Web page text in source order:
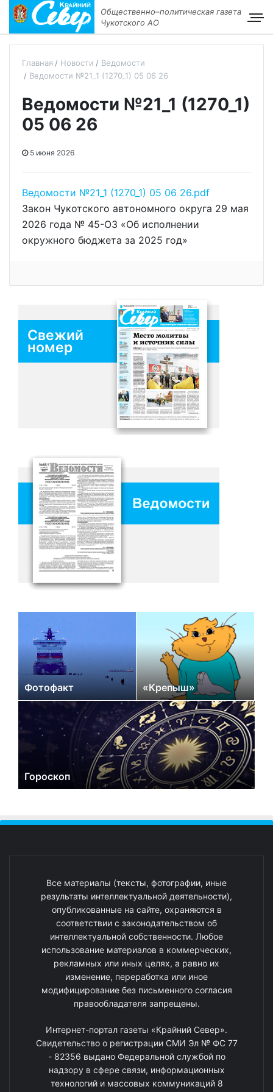
Общественно–политическая газета
Чукотского АО
Главная Новости
Ведомости
Ведомости №21_1 (1270_1) 05 06 26
Ведомости №21_1 (1270_1)
05 06 26
5 июня 2026
Ведомости №21_1 (1270_1) 05 06 26.pdf
Закон Чукотского автономного округа 29 мая
2026 года № 45-ОЗ «Об исполнении
окружного бюджета за 2025 год»
Свежий
номер
Фотофакт «Крепыш»
Гороскоп
Все материалы (тексты, фотографии, иные
результаты интеллектуальной деятельности),
опубликованные на сайте, охраняются в
соответствии с законодательством об
интеллектуальной собственности. Любое
использование материалов в коммерческих,
рекламных или иных целях, а равно их
изменение, переработка или иное
модифицирование без письменного согласия
правообладателя запрещены.
Интернет-портал газеты «Крайний Север».
Свидетельство о регистрации СМИ Эл № ФС 77
- 82356 выдано Федеральной службой по
надзору в сфере связи, информационных
технологий и массовых коммуникаций 8